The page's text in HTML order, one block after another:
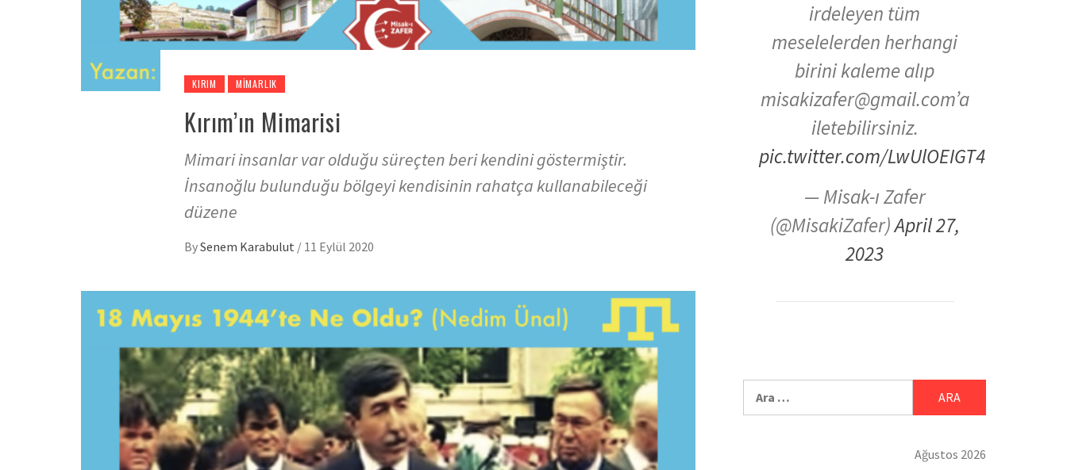
KIRIM MIMARLIK
Kırım’ın Mimarisi
Mimari insanlar var olduğu süreçten beri kendini göstermiştir.
İnsanoğlu bulunduğu bölgeyi kendisinin rahatça kullanabileceği
düzene
BySenem Karabulut / 11 Eylül 2020
irdeleyen tüm
meselelerden herhangi
birini kaleme alıp
misakizafer@gmail.com’a
iletebilirsiniz.
pic.twitter.com/LwUlOEIGT4
— Misak-ı Zafer
(@MisakiZafer)April 27,
2023
Ağustos 2026